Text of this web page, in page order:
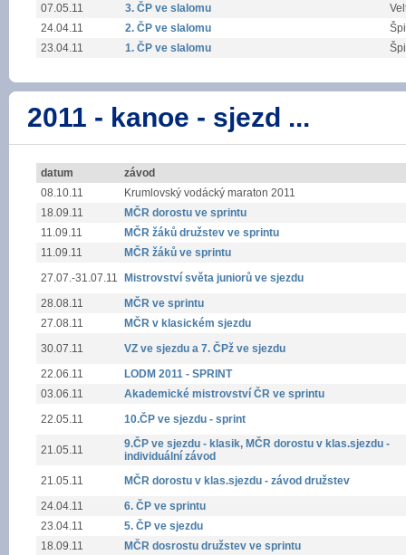
07.05.11
3. ČP ve slalomu
24.04.11
2. ČP ve slalomu
23.04.11
1. ČP ve slalomu
2011 - kanoe - sjezd ...
datum
závod
08.10.11
Krumlovský vodácký maraton 2011
18.09.11
MČR dorostu ve sprintu
11.09.11
MČR žáků družstev ve sprintu
11.09.11
MČR žáků ve sprintu
27.07.-31.07.11 Mistrovství světa juniorů ve sjezdu
28.08.11
MČR ve sprintu
27.08.11
MČR v klasickém sjezdu
30.07.11
VZ ve sjezdu a 7. ČPž ve sjezdu
22.06.11
LODM 2011 - SPRINT
03.06.11
Akademické mistrovství ČR ve sprintu
22.05.11
10.ČP ve sjezdu - sprint
21.05.11
9.ČP ve sjezdu - klasik, MČR dorostu v klas.sjezdu -
individuální závod
21.05.11
MČR dorostu v klas.sjezdu - závod družstev
24.04.11
6. ČP ve sprintu
23.04.11
5. ČP ve sjezdu
18.09.11
MČR dosrostu družstev ve sprintu